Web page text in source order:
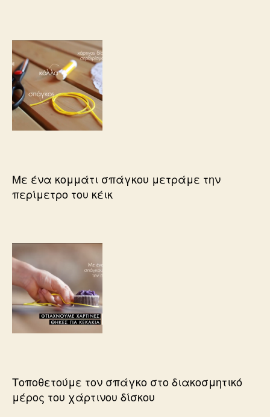
Με ένα κομμάτι σπάγκου μετράμε την
περίμετρο του κέικ
Τοποθετούμε τον σπάγκο στο διακοσμητικό
μέρος του χάρτινου δίσκου